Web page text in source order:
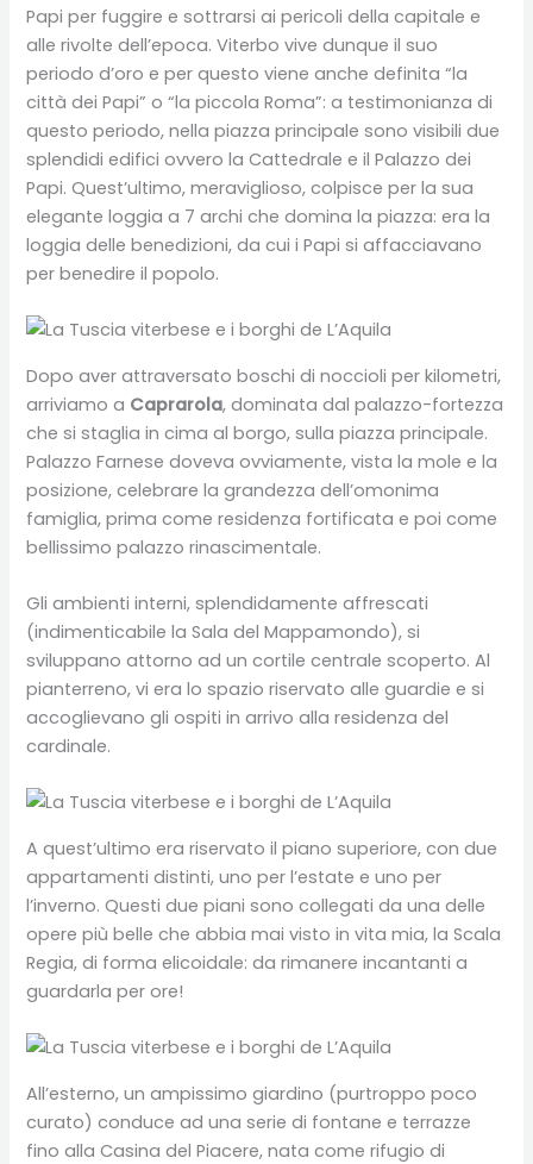
Papi per fuggire e sottrarsi ai pericoli della capitale e
alle rivolte dell’epoca. Viterbo vive dunque il suo
periodo d’oro e per questo viene anche definita “la
città dei Papi” o “la piccola Roma”: a testimonianza di
questo periodo, nella piazza principale sono visibili due
splendidi edifici ovvero la Cattedrale e il Palazzo dei
Papi. Quest’ultimo, meraviglioso, colpisce per la sua
elegante loggia a 7 archi che domina la piazza: era la
loggia delle benedizioni, da cui i Papi si affacciavano
per benedire il popolo.
Dopo aver attraversato boschi di noccioli per kilometri,
arriviamo a Caprarola, dominata dal palazzo-fortezza
che si staglia in cima al borgo, sulla piazza principale.
Palazzo Farnese doveva ovviamente, vista la mole e la
posizione, celebrare la grandezza dell’omonima
famiglia, prima come residenza fortificata e poi come
bellissimo palazzo rinascimentale.
Gli ambienti interni, splendidamente affrescati
(indimenticabile la Sala del Mappamondo), si
sviluppano attorno ad un cortile centrale scoperto. Al
pianterreno, vi era lo spazio riservato alle guardie e si
accoglievano gli ospiti in arrivo alla residenza del
cardinale.
A quest’ultimo era riservato il piano superiore, con due
appartamenti distinti, uno per l’estate e uno per
l’inverno. Questi due piani sono collegati da una delle
opere più belle che abbia mai visto in vita mia, la Scala
Regia, di forma elicoidale: da rimanere incantanti a
guardarla per ore!
All’esterno, un ampissimo giardino (purtroppo poco
curato) conduce ad una serie di fontane e terrazze
fino alla Casina del Piacere, nata come rifugio di